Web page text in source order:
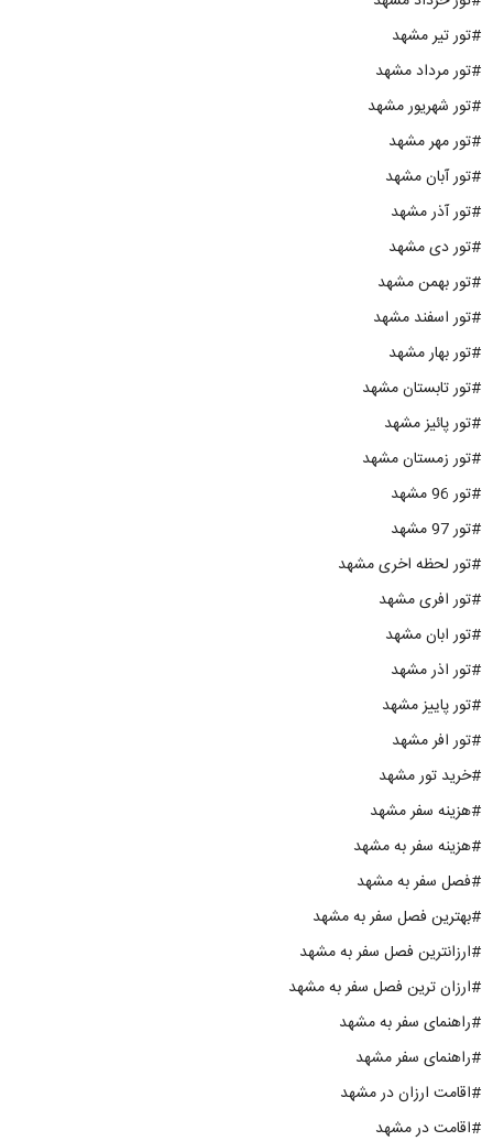
#تور تیر مشهد
#تور مرداد مشهد
#تور شهریور مشهد
#تور مهر مشهد
#تور آبان مشهد
#تور آذر مشهد
#تور دی مشهد
#تور بهمن مشهد
#تور اسفند مشهد
#تور بهار مشهد
#تور تابستان مشهد
#تور پائیز مشهد
#تور زمستان مشهد
#تور 96 مشهد
#تور 97 مشهد
#تور لحظه اخری مشهد
#تور افری مشهد
#تور ابان مشهد
#تور اذر مشهد
#تور پاییز مشهد
#تور افر مشهد
#خرید تور مشهد
#هزینه سفر مشهد
#هزینه سفر به مشهد
#فصل سفر به مشهد
#بهترین فصل سفر به مشهد
#ارزانترین فصل سفر به مشهد
#ارزان ترین فصل سفر به مشهد
#راهنمای سفر به مشهد
#راهنمای سفر مشهد
#اقامت ارزان در مشهد
#اقامت در مشهد